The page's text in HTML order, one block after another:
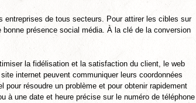
entreprises de tous secteurs. Pour attirer les cibles sur
présence social média. À la clé de la conversion
la fidélisation et la satisfaction du client, le web
internet peuvent communiquer leurs coordonnées
pour résoudre un problème et pour obtenir rapidement
à une date et heure précise sur le numéro de téléphone